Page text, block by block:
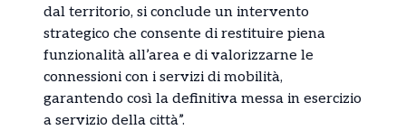
dal territorio, si conclude un intervento
strategico che consente di restituire piena
funzionalità all’area e di valorizzarne le
connessioni con i servizi di mobilità,
garantendo così la definitiva messa in esercizio
a servizio della città”.